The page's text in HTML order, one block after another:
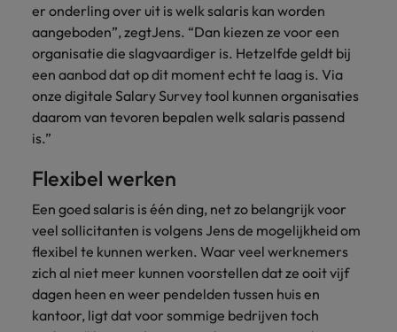
er onderling over uit is welk salaris kan worden
aangeboden”, zegtJens. “Dan kiezen ze voor een
organisatie die slagvaardiger is. Hetzelfde geldt bij
een aanbod dat op dit moment echt te laag is. Via
onze digitale Salary Survey tool kunnen organisaties
daarom van tevoren bepalen welk salaris passend
is.”
Flexibel werken
Een goed salaris is één ding, net zo belangrijk voor
veel sollicitanten is volgens Jens de mogelijkheid om
flexibel te kunnen werken. Waar veel werknemers
zich al niet meer kunnen voorstellen dat ze ooit vijf
dagen heen en weer pendelden tussen huis en
kantoor, ligt dat voor sommige bedrijven toch